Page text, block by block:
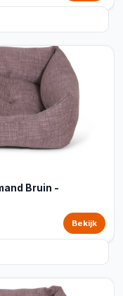
Bruin -
Bekijk